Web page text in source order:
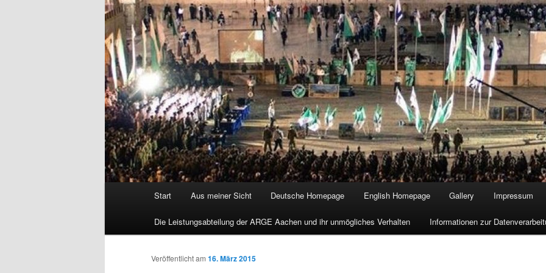
Start Aus meiner Sicht Deutsche Homepage English Homepage Gallery Impressum
Die Leistungsabteilung der ARGE Aachen und ihr unmögliches Verhalten Informationen zur
Veröffentlicht am 16. März 2015